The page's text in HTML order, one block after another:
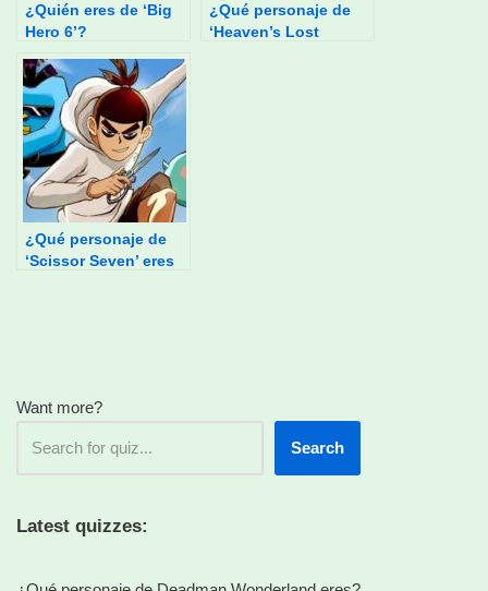
¿Quién eres de ‘Big
Hero 6’?
¿Qué personaje de
‘Heaven’s Lost
¿Qué personaje de
‘Scissor Seven’ eres
Want more?
Search
Latest quizzes: